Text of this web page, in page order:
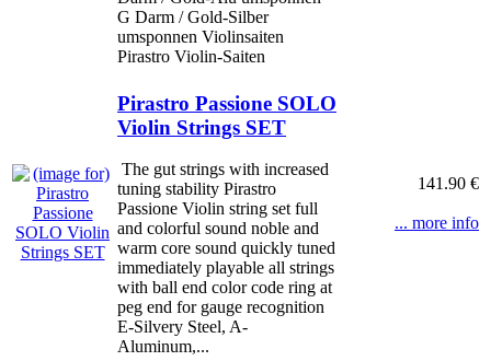
G Darm / Gold-Silber
umsponnen Violinsaiten
Pirastro Violin-Saiten
Pirastro Passione SOLO
Violin Strings SET
The gut strings with increased
tuning stability Pirastro
Passione Violin string set full
and colorful sound noble and
warm core sound quickly tuned
immediately playable all strings
with ball end color code ring at
peg end for gauge recognition
E-Silvery Steel, A-
Aluminum,...
141.90 €
... more info